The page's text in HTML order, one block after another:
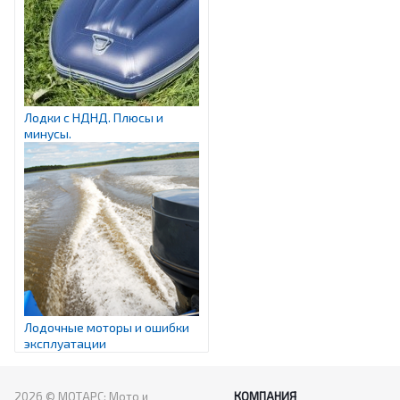
Лодки с НДНД. Плюсы и
минусы.
Лодочные моторы и ошибки
эксплуатации
2026 © МОТАРС: Мото и КОМПАНИЯ